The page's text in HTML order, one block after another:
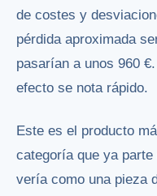
de costes y
pérdida aproximada
pasarían a unos 960
efecto se nota rápido.
Este es el producto
categoría que ya
vería como una pieza